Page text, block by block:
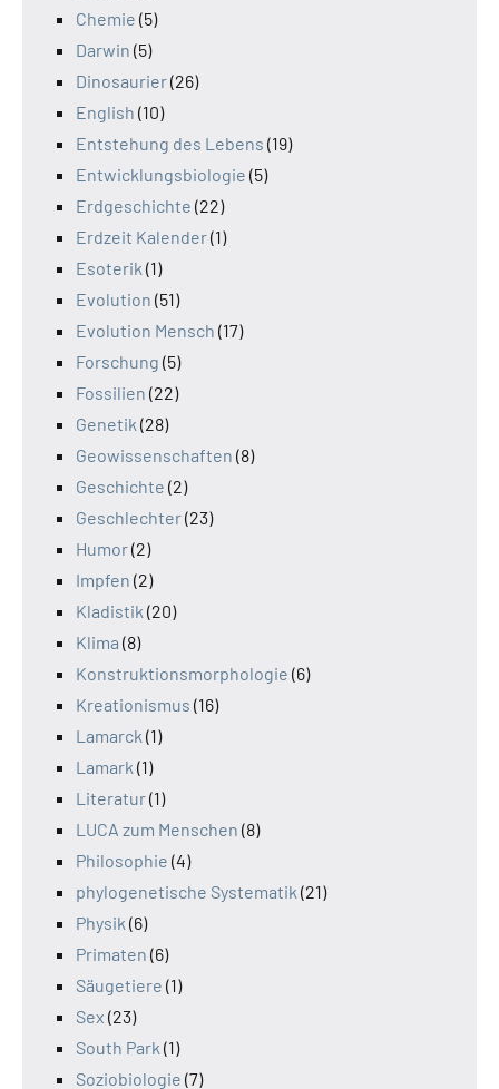
Chemie (5)
Darwin (5)
Dinosaurier(26)
English (10)
Entstehung des Lebens (19)
Entwicklungsbiologie (5)
Erdgeschichte (22)
Erdzeit Kalender(1)
Esoterik (1)
Evolution (51)
Evolution Mensch (17)
Forschung (5)
Fossilien (22)
Genetik (28)
Geowissenschaften (8)
Geschichte (2)
Geschlechter(23)
Humor(2)
Impfen (2)
Kladistik (20)
Klima (8)
Konstruktionsmorphologie (6)
Kreationismus (16)
Lamarck (1)
Lamark (1)
Literatur(1)
LUCA zum Menschen (8)
Philosophie (4)
phylogenetische Systematik (21)
Physik (6)
Primaten (6)
Säugetiere (1)
Sex (23)
South Park (1)
Soziobiologie (7)